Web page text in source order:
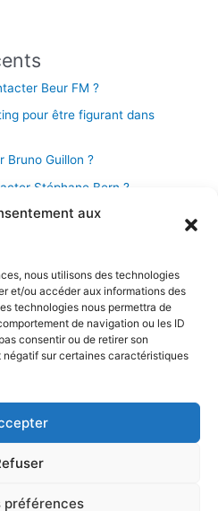
aux
nous utilisons des technologies
et/ou accéder aux informations des
technologies nous permettra de
de navigation ou les ID
consentir ou de retirer son
sur certaines caractéristiques
préférences
Beur FM ?
pour être figurant dans
Bruno Guillon ?
Stéphane Bern ?
la chaîne Novo 19 ?
|Contacter tv-production